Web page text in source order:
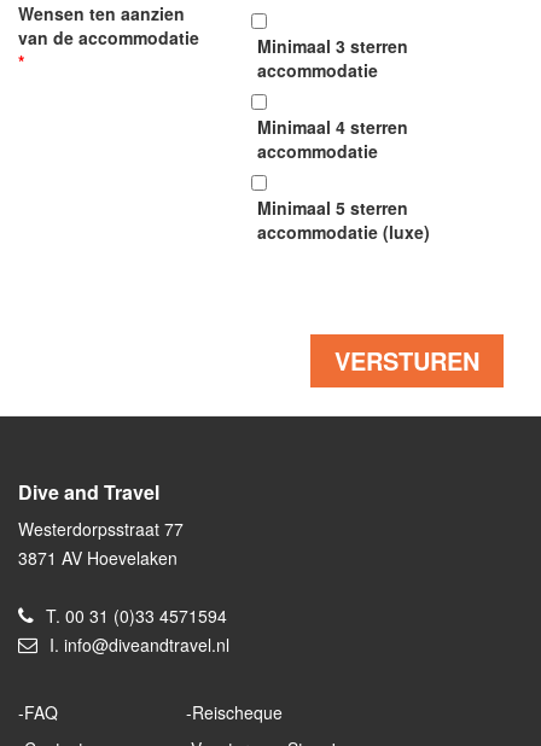
Wensen ten aanzien
van de accommodatie
*
Minimaal 3 sterren
accommodatie
Minimaal 4 sterren
accommodatie
Minimaal 5 sterren
accommodatie (luxe)
Dive and Travel
Westerdorpsstraat 77
3871 AV Hoevelaken
T. 00 31 (0)33 4571594
I. info@diveandtravel.nl
FAQ
Reischeque